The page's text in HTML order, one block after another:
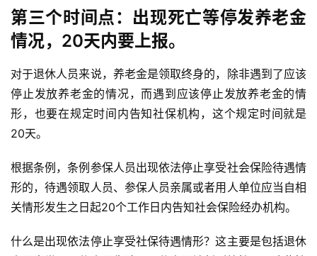
投
稿
每
第三个时间点：出现死亡等停发养老金
情况，20天内要上报。
对于退休人员来说，养老金是领取终身的，除非遇到了应该
停止发放养老金的情况，而遇到应该停止发放养老金的情
形，也要在规定时间内告知社保机构，这个规定时间就是
20天。
根据条例，条例参保人员出现依法停止享受社会保险待遇情
形的，待遇领取人员、参保人员亲属或者用人单位应当自相
关情形发生之日起20个工作日内告知社会保险经办机构。
什么是出现依法停止享受社保待遇情形？这主要是包括退休